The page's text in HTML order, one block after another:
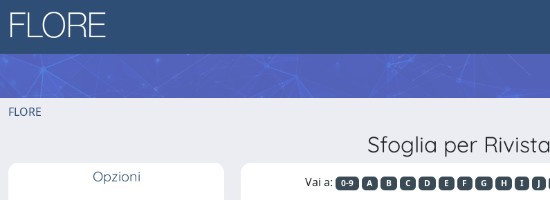
FLORE
Sfoglia per Rivista
Opzioni Vai a: 0-9 A B C D E F G H I J